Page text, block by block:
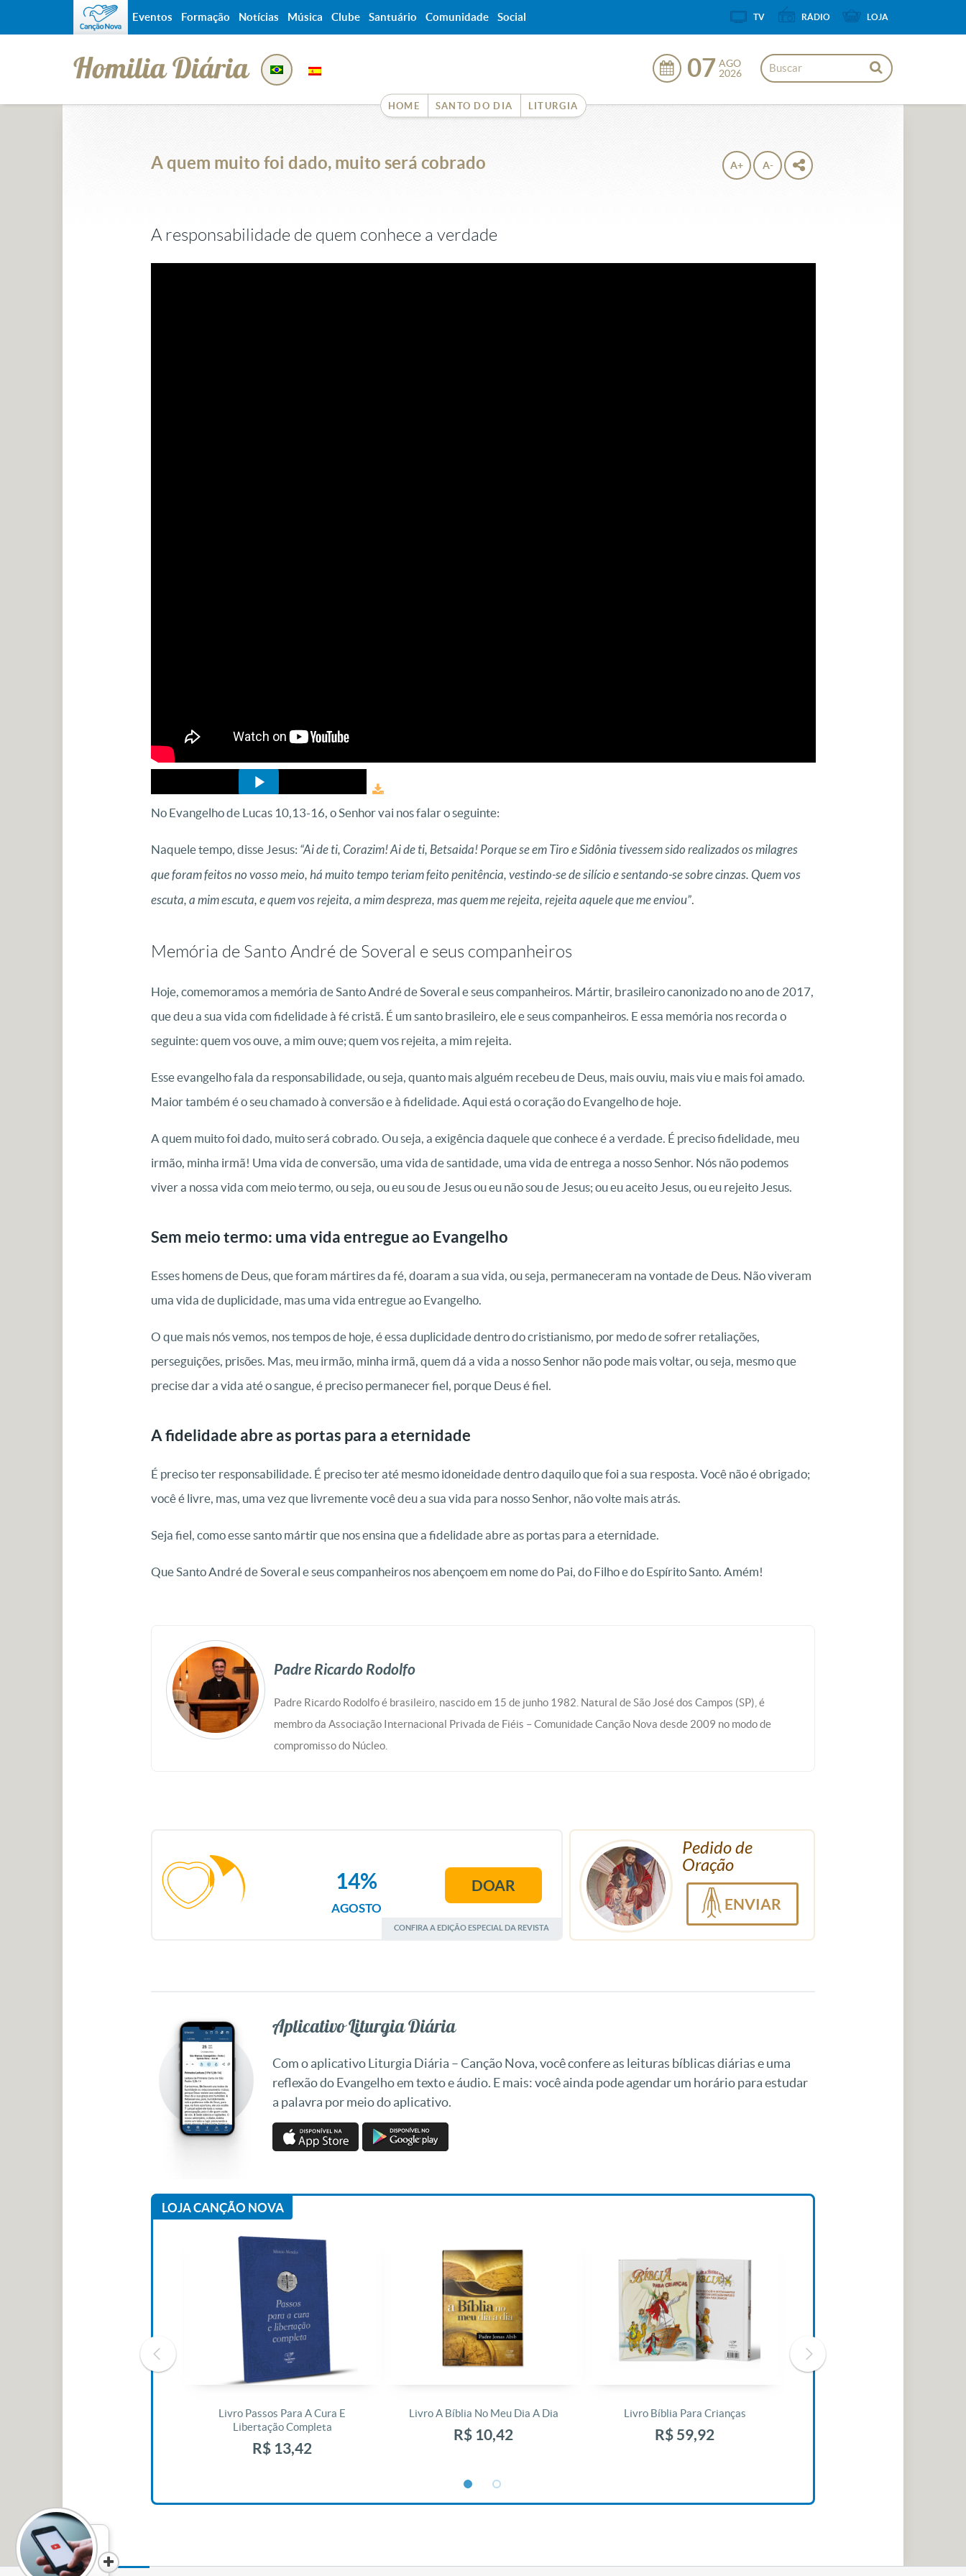
Homilia Diária
HOME SANTO DO DIA LITURGIA
07 AGO
2026
A quem muito foi dado, muito será cobrado A+ A-
A responsabilidade de quem conhece a verdade
No Evangelho de Lucas 10,13-16, o Senhor vai nos falar o seguinte:
Naquele tempo, disse Jesus: “Ai de ti, Corazim! Ai de ti, Betsaida! Porque se em Tiro e Sidônia tivessem sido realizados os milagres
que foram feitos no vosso meio, há muito tempo teriam feito penitência, vestindo-se de silício e sentando-se sobre cinzas. Quem vos
escuta, a mim escuta, e quem vos rejeita, a mim despreza, mas quem me rejeita, rejeita aquele que me enviou”.
Memória de Santo André de Soveral e seus companheiros
Hoje, comemoramos a memória de Santo André de Soveral e seus companheiros. Mártir, brasileiro canonizado no ano de 2017,
que deu a sua vida com fidelidade à fé cristã. É um santo brasileiro, ele e seus companheiros. E essa memória nos recorda o
seguinte: quem vos ouve, a mim ouve; quem vos rejeita, a mim rejeita.
Esse evangelho fala da responsabilidade, ou seja, quanto mais alguém recebeu de Deus, mais ouviu, mais viu e mais foi amado.
Maior também é o seu chamado à conversão e à fidelidade. Aqui está o coração do Evangelho de hoje.
A quem muito foi dado, muito será cobrado. Ou seja, a exigência daquele que conhece é a verdade. É preciso fidelidade, meu
irmão, minha irmã! Uma vida de conversão, uma vida de santidade, uma vida de entrega a nosso Senhor. Nós não podemos
viver a nossa vida com meio termo, ou seja, ou eu sou de Jesus ou eu não sou de Jesus; ou eu aceito Jesus, ou eu rejeito Jesus.
Sem meio termo: uma vida entregue ao Evangelho
Esses homens de Deus, que foram mártires da fé, doaram a sua vida, ou seja, permaneceram na vontade de Deus. Não viveram
uma vida de duplicidade, mas uma vida entregue ao Evangelho.
O que mais nós vemos, nos tempos de hoje, é essa duplicidade dentro do cristianismo, por medo de sofrer retaliações,
perseguições, prisões. Mas, meu irmão, minha irmã, quem dá a vida a nosso Senhor não pode mais voltar, ou seja, mesmo que
precise dar a vida até o sangue, é preciso permanecer fiel, porque Deus é fiel.
A fidelidade abre as portas para a eternidade
É preciso ter responsabilidade. É preciso ter até mesmo idoneidade dentro daquilo que foi a sua resposta. Você não é obrigado;
você é livre, mas, uma vez que livremente você deu a sua vida para nosso Senhor, não volte mais atrás.
Seja fiel, como esse santo mártir que nos ensina que a fidelidade abre as portas para a eternidade.
Que Santo André de Soveral e seus companheiros nos abençoem em nome do Pai, do Filho e do Espírito Santo. Amém!
Padre Ricardo Rodolfo
Padre Ricardo Rodolfo é brasileiro, nascido em 15 de junho 1982. Natural de São José dos Campos (SP), é
membro da Associação Internacional Privada de Fiéis – Comunidade Canção Nova desde 2009 no modo de
compromisso do Núcleo.
AGOSTO
14% DOAR
CONFIRA A EDIÇÃO ESPECIAL DA REVISTA
Pedido de
Oração
ENVIAR
Aplicativo Liturgia Diária
Com o aplicativo Liturgia Diária – Canção Nova, você confere as leituras bíblicas diárias e uma
reflexão do Evangelho em texto e áudio. E mais: você ainda pode agendar um horário para estudar
a palavra por meio do aplicativo.
LOJA CANÇÃO NOVA
Livro Passos Para A Cura E
Libertação Completa
R$ 13,42
Livro A Bíblia No Meu Dia A Dia
R$ 10,42
Livro Bíblia Para Crianças
R$ 59,92
Eventos Formação Notícias Música Clube Santuário Comunidade Social TV RÁDIO LOJA